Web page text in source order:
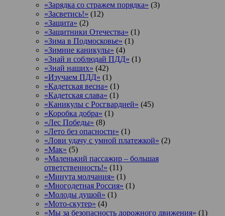
«Зарядка со стражем порядка» (3)
«Засветись!» (12)
«Защита» (2)
«Защитники Отечества» (1)
«Зима в Подмосковье» (1)
«Зимние каникулы» (4)
«Знай и соблюдай ПДД» (1)
«Знай наших» (42)
«Изучаем ПДД» (1)
«Кадетская весна» (1)
«Кадетская слава» (1)
«Каникулы с Росгвардией» (45)
«Коробка добра» (1)
«Лес Победы» (8)
«Лето без опасности» (1)
«Лови удачу с умной платежкой» (2)
«Мак» (5)
«Маленький пассажир – большая
ответственность!» (11)
«Минута молчания» (1)
«Многодетная Россия» (1)
«Молоды душой» (1)
«Мото-скутер» (4)
«Мы за безопасность дорожного движения» (1)